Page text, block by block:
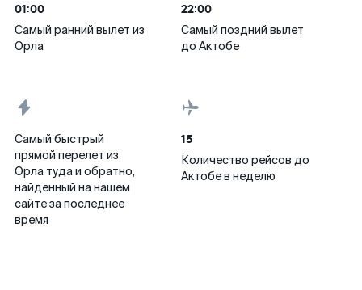
01:00
Самый ранний вылет из
Орла
22:00
Самый поздний вылет
до Актобе
Самый быстрый
прямой перелет из
Орла туда и обратно,
найденный на нашем
сайте за последнее
время
15
Количество рейсов до
Актобе в неделю